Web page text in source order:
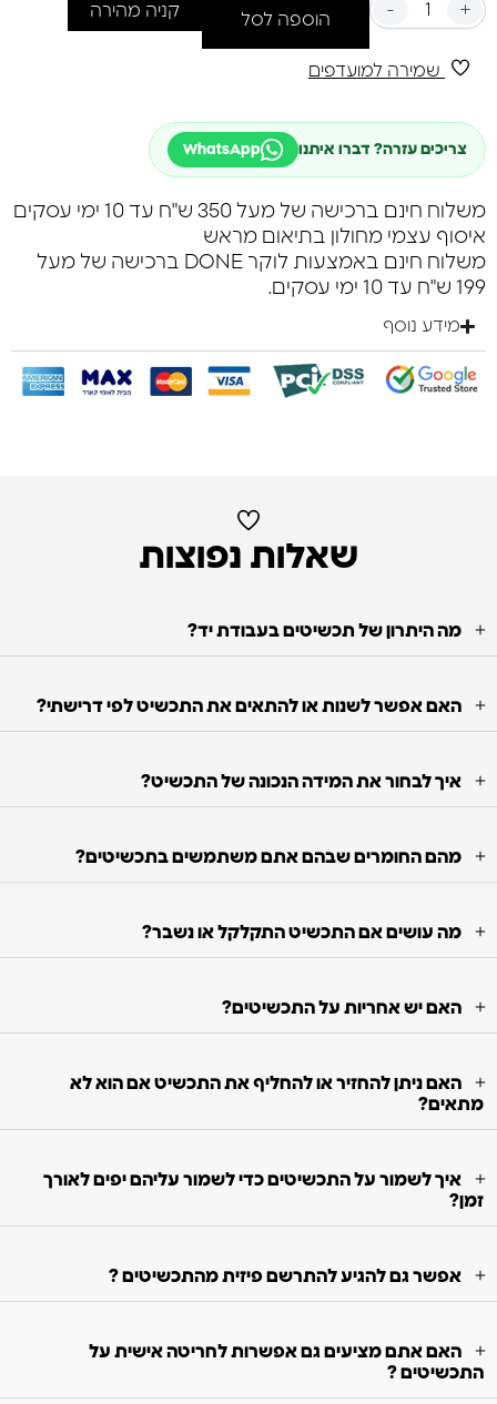
- +
הוספה לסל קניה מהירה
שמירה למועדפים
צריכים עזרה? דברו איתנו WhatsApp
משלוח חינם ברכישה של מעל 350 ש"ח עד 10 ימי עסקים
איסוף עצמי מחולון בתיאום מראש
משלוח חינם באמצעות לוקר DONE ברכישה של מעל
199 ש"ח עד 10 ימי עסקים.
מידע נוסף
שאלות נפוצות
מה היתרון של תכשיטים בעבודת יד?
האם אפשר לשנות או להתאים את התכשיט לפי דרישתי?
איך לבחור את המידה הנכונה של התכשיט?
מהם החומרים שבהם אתם משתמשים בתכשיטים?
מה עושים אם התכשיט התקלקל או נשבר?
האם יש אחריות על התכשיטים?
האם ניתן להחזיר או להחליף את התכשיט אם הוא לא
מתאים?
איך לשמור על התכשיטים כדי לשמור עליהם יפים לאורך
זמן?
אפשר גם להגיע להתרשם פיזית מהתכשיטים ?
האם אתם מציעים גם אפשרות לחריטה אישית על
התכשיטים ?